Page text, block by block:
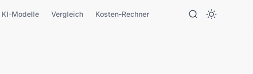
KI-Modelle Vergleich Kosten-Rechner